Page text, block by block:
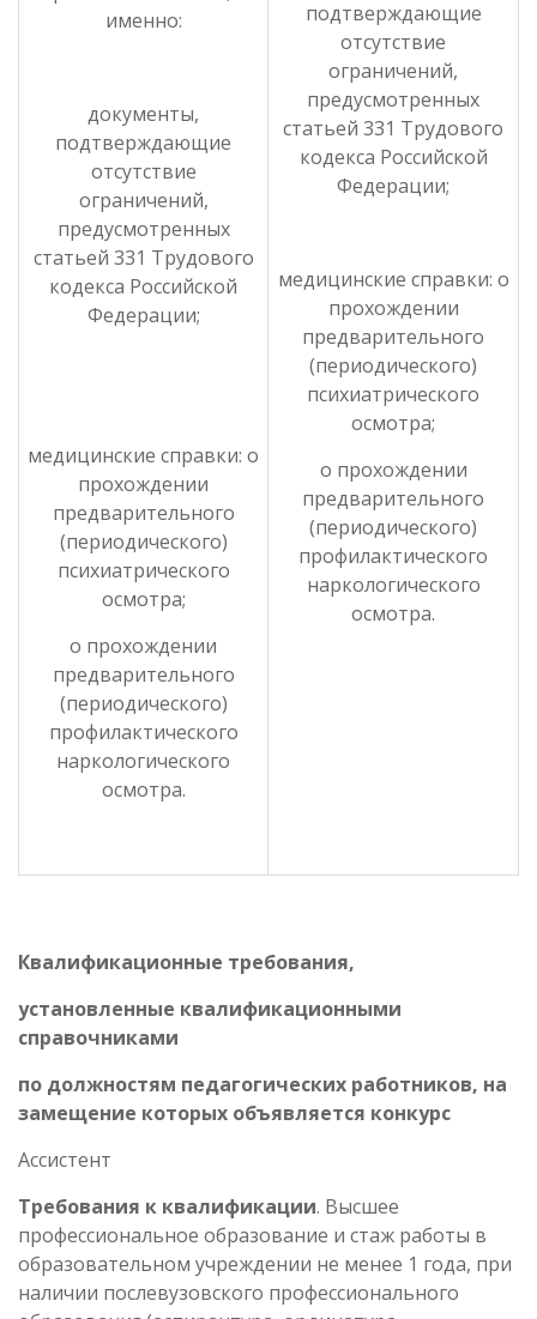
именно:
документы,
подтверждающие
отсутствие
ограничений,
предусмотренных
статьей 331 Трудового
кодекса Российской
Федерации;
медицинские справки: о
прохождении
предварительного
(периодического)
психиатрического
осмотра;
о прохождении
предварительного
(периодического)
профилактического
наркологического
осмотра.
подтверждающие
отсутствие
ограничений,
предусмотренных
статьей 331 Трудового
кодекса Российской
Федерации;
медицинские справки: о
прохождении
предварительного
(периодического)
психиатрического
осмотра;
о прохождении
предварительного
(периодического)
профилактического
наркологического
осмотра.
Квалификационные требования,
установленные квалификационными
справочниками
по должностям педагогических работников, на
замещение которых объявляется конкурс
Ассистент
Требования к квалификации. Высшее
профессиональное образование и стаж работы в
образовательном учреждении не менее 1 года, при
наличии послевузовского профессионального